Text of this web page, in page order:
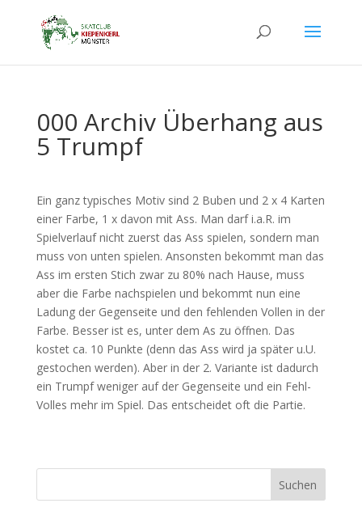
000 Archiv Überhang aus
5 Trumpf
Ein ganz typisches Motiv sind 2 Buben und 2 x 4 Karten
einer Farbe, 1 x davon mit Ass. Man darf i.a.R. im
Spielverlauf nicht zuerst das Ass spielen, sondern man
muss von unten spielen. Ansonsten bekommt man das
Ass im ersten Stich zwar zu 80% nach Hause, muss
aber die Farbe nachspielen und bekommt nun eine
Ladung der Gegenseite und den fehlenden Vollen in der
Farbe. Besser ist es, unter dem As zu öffnen. Das
kostet ca. 10 Punkte (denn das Ass wird ja später u.U.
gestochen werden). Aber in der 2. Variante ist dadurch
ein Trumpf weniger auf der Gegenseite und ein Fehl-
Volles mehr im Spiel. Das entscheidet oft die Partie.
Suchen